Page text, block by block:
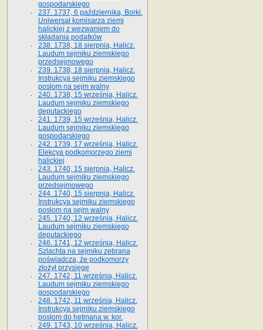
gospodarskiego
237. 1737, 6 października, Borki.
Uniwersał komisarza ziemi
halickiej z wezwaniem do
składania podatków
238. 1738, 18 sierpnia, Halicz.
Laudum sejmiku ziemskiego
przedsejmowego
239. 1738, 18 sierpnia, Halicz.
Instrukcya sejmiku ziemskiego
posłom na sejm walny
240. 1738, 15 września, Halicz.
Laudum sejmiku ziemskiego
deputackiego
241. 1739, 15 września, Halicz.
Laudum sejmiku ziemskiego
gospodarskiego
242. 1739, 17 września, Halicz.
Elekcya podkomorzego ziemi
halickiej
243. 1740, 15 sierpnia, Halicz.
Laudum sejmiku ziemskiego
przedsejmowego
244. 1740, 15 sierpnia, Halicz.
Instrukcya sejmiku ziemskiego
posłom na sejm walny
245. 1740, 12 września, Halicz.
Laudum sejmiku ziemskiego
deputackiego
246. 1741, 12 września, Halicz.
Szlachta na sejmiku zebrana
poświadcza, że podkomorzy
złożył przysięgę
247. 1742, 11 września, Halicz.
Laudum sejmiku ziemskiego
gospodarskiego
248. 1742, 11 września, Halicz.
Instrukcya sejmiku ziemskiego
posłom do hetmana w. kor.
249. 1743, 10 września, Halicz.